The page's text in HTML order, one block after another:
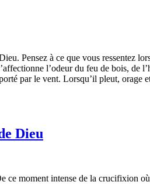
Pensez à ce que vous ressentez
l’odeur du feu de bois, de
par le vent. Lorsqu’il pleut,
Dieu
ce moment intense de la crucifixion